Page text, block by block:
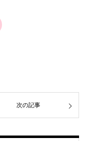
次の記事